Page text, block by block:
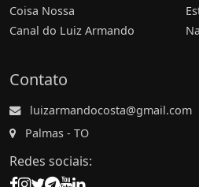
Coisa Nossa
Canal do Luiz Armando
Contato
luizarmandocosta@gmail.com
Palmas - TO
Redes sociais: